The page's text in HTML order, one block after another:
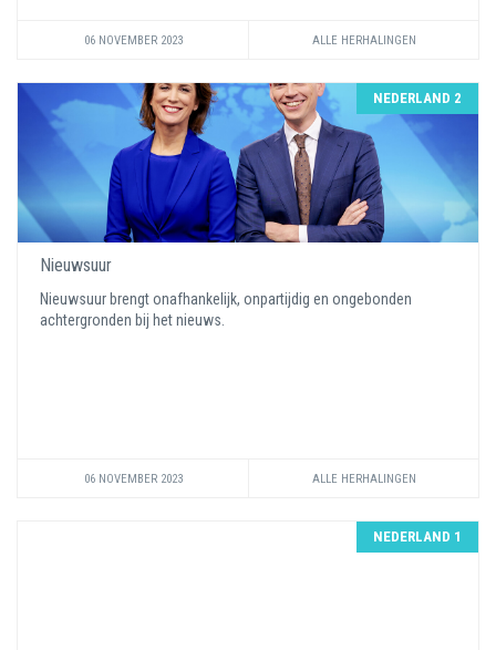
06 NOVEMBER 2023 ALLE HERHALINGEN
NEDERLAND 2
Nieuwsuur
Nieuwsuur brengt onafhankelijk, onpartijdig en ongebonden
achtergronden bij het nieuws.
06 NOVEMBER 2023 ALLE HERHALINGEN
NEDERLAND 1